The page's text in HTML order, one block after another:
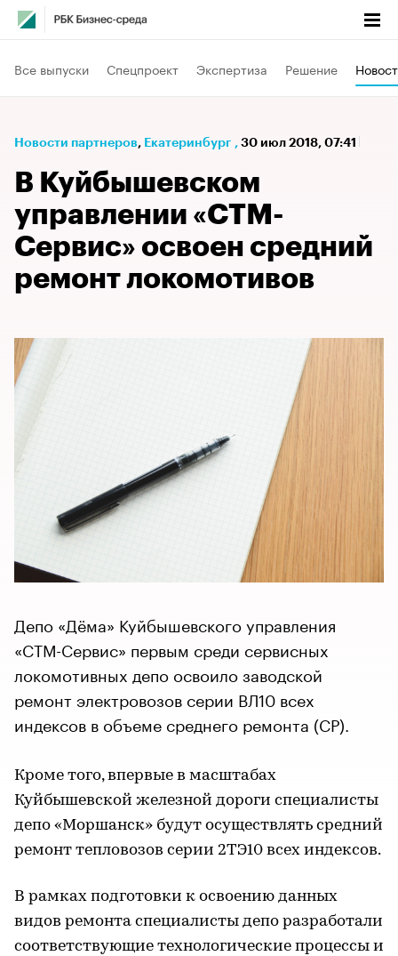
Все выпуски Спецпроект Экспертиза Решение
Новости партнеров⁠, Екатеринбург , 30 июл 2018, 07:41
В Куйбышевском
управлении «СТМ-
Сервис» освоен средний
ремонт локомотивов
Депо «Дёма» Куйбышевского управления
«СТМ-Сервис» первым среди сервисных
локомотивных депо освоило заводской
ремонт электровозов серии ВЛ10 всех
индексов в объеме среднего ремонта (СР).
Кроме того, впервые в масштабах
Куйбышевской железной дороги специалисты
депо «Моршанск» будут осуществлять средний
ремонт тепловозов серии 2ТЭ10 всех индексов.
В рамках подготовки к освоению данных
видов ремонта специалисты депо разработали
соответствующие технологические процессы и